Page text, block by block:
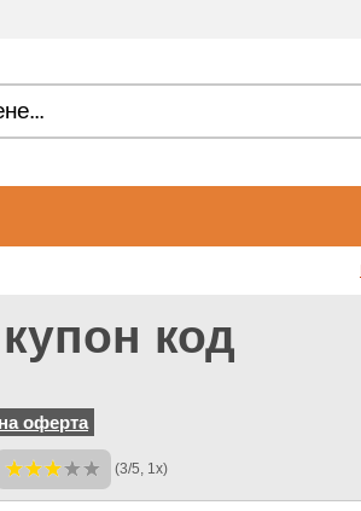
код
оферта
(3/5, 1x)